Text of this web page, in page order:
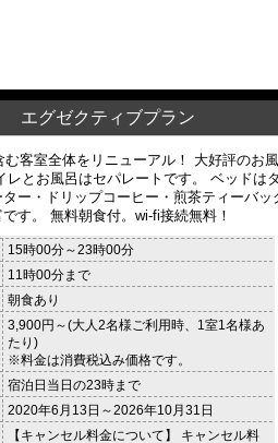
エグゼクティブプラン
む客室全体をリニューアル！ 大好評のお
レとお風呂はセパレートです。 ベッドは
ター・ドリップコーヒー・煎茶ティーバッ
す。 無料朝食付。wi-fi接続無料！
15時00分～23時00分
11時00分まで
朝食あり
3,900円～(大人2名様ご利用時、1室1名様あ
たり)
※料金は消費税込み価格です。
宿泊日当日の23時まで
2020年6月13日～2026年10月31日
【キャンセル料金について】 キャンセル料